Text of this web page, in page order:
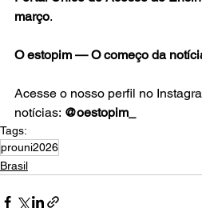
março.
O estopim — O começo da
Acesse o nosso perfil no
notícias: @oestopim_
Tags:
prouni2026
Brasil